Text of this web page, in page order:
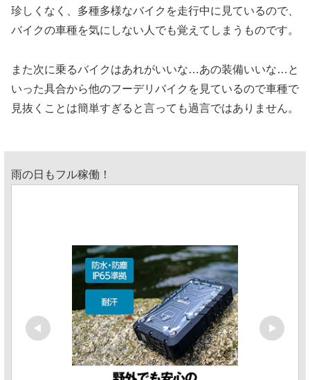
珍しくなく、多種多様なバイクを走行中に見ているので、
バイクの車種を気にしない人でも覚えてしまうものです。
また次に乗るバイクはあれがいいな…あの装備いいな…と
いった具合から他のフーデリバイクを見ているので車種で
見抜くことは簡単すぎると言っても過言ではありません。
雨の日もフル稼働！